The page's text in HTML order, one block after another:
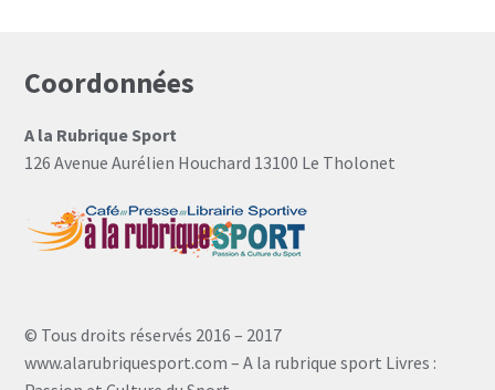
Coordonnées
A la Rubrique Sport
126 Avenue Aurélien Houchard 13100 Le Tholonet
© Tous droits réservés 2016 – 2017
www.alarubriquesport.com – A la rubrique sport Livres :